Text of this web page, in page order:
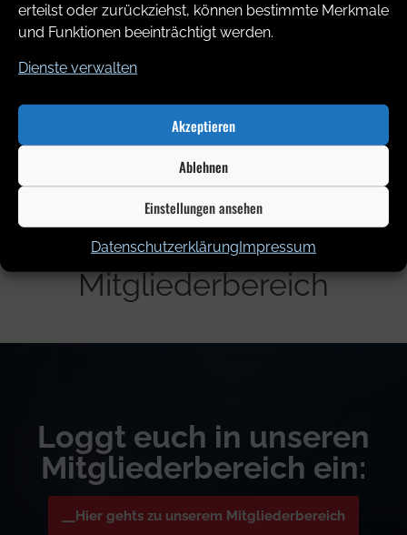
erteilst oder zurückziehst, können bestimmte Merkmale
und Funktionen beeinträchtigt werden.
Dienste verwalten
Akzeptieren
Ablehnen
Einstellungen ansehen
DatenschutzerklärungImpressum
Jetzt mitmachen!
Kontakt & Anmeldung
Mitgliederbereich
Loggt euch in unseren
Mitgliederbereich ein:
Hier gehts zu unserem Mitgliederbereich